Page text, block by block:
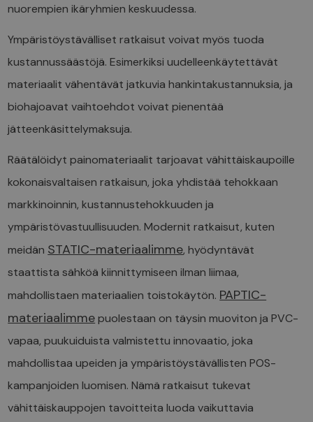
nuorempien ikäryhmien keskuudessa.
Ympäristöystävälliset ratkaisut voivat myös tuoda
kustannussäästöjä. Esimerkiksi uudelleenkäytettävät
materiaalit vähentävät jatkuvia hankintakustannuksia, ja
biohajoavat vaihtoehdot voivat pienentää
jätteenkäsittelymaksuja.
Räätälöidyt painomateriaalit tarjoavat vähittäiskaupoille
kokonaisvaltaisen ratkaisun, joka yhdistää tehokkaan
markkinoinnin, kustannustehokkuuden ja
ympäristövastuullisuuden. Modernit ratkaisut, kuten
meidän STATIC-materiaalimme, hyödyntävät
staattista sähköä kiinnittymiseen ilman liimaa,
mahdollistaen materiaalien toistokäytön. PAPTIC-
materiaalimmepuolestaan on täysin muoviton ja PVC-
vapaa, puukuiduista valmistettu innovaatio, joka
mahdollistaa upeiden ja ympäristöystävällisten POS-
kampanjoiden luomisen. Nämä ratkaisut tukevat
vähittäiskauppojen tavoitteita luoda vaikuttavia